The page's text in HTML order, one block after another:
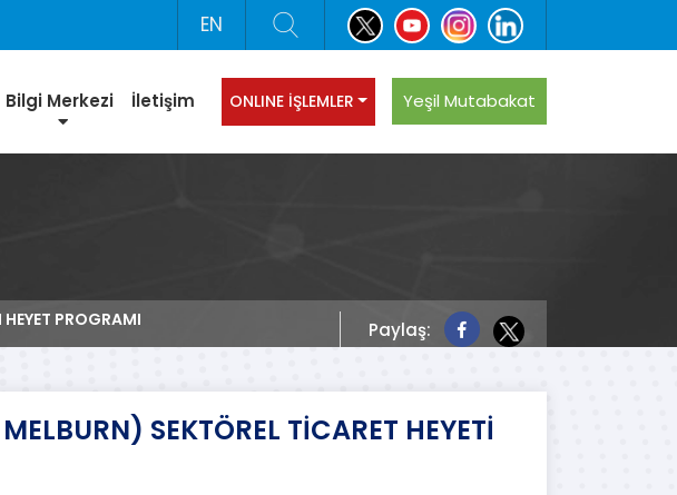
EN
Bilgi Merkezi İletişim ONLINE İŞLEMLER Yeşil Mutabakat
PROGRAMI Paylaş:
SEKTÖREL TİCARET HEYETİ